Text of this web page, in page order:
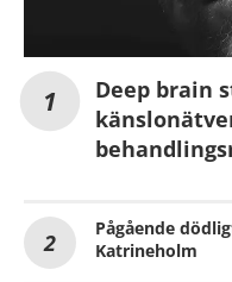
Deep brain
Pågående
Katrineholm